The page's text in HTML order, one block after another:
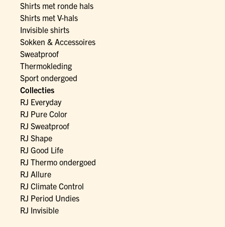
Shirts met ronde hals
Shirts met V-hals
Invisible shirts
Sokken & Accessoires
Sweatproof
Thermokleding
Sport ondergoed
Collecties
RJ Everyday
RJ Pure Color
RJ Sweatproof
RJ Shape
RJ Good Life
RJ Thermo ondergoed
RJ Allure
RJ Climate Control
RJ Period Undies
RJ Invisible